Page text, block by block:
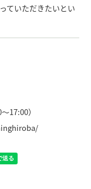
ていただきたいとい
17:00）